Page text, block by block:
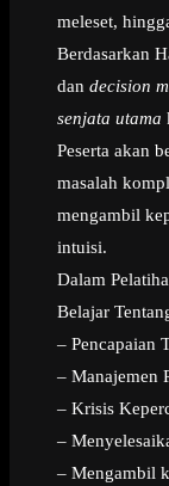
meleset,
Berdasarkan
dan decision
senjata utama
Peserta akan
masalah
mengambil
intuisi.
Dalam
Belajar
– Pencapaian
– Manajemen
– Krisis
–
– Mengambil